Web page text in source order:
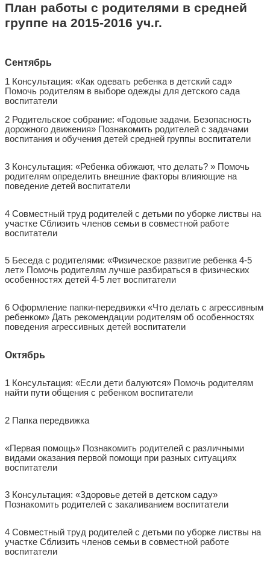
План работы с родителями в средней
группе на 2015-2016 уч.г.
Сентябрь
1 Консультация: «Как одевать ребенка в детский сад»
Помочь родителям в выборе одежды для детского сада
воспитатели
2 Родительское собрание: «Годовые задачи. Безопасность
дорожного движения» Познакомить родителей с задачами
воспитания и обучения детей средней группы воспитатели
3 Консультация: «Ребенка обижают, что делать? » Помочь
родителям определить внешние факторы влияющие на
поведение детей воспитатели
4 Совместный труд родителей с детьми по уборке листвы на
участке Сблизить членов семьи в совместной работе
воспитатели
5 Беседа с родителями: «Физическое развитие ребенка 4-5
лет» Помочь родителям лучше разбираться в физических
особенностях детей 4-5 лет воспитатели
6 Оформление папки-передвижки «Что делать с агрессивным
ребенком» Дать рекомендации родителям об особенностях
поведения агрессивных детей воспитатели
Октябрь
1 Консультация: «Если дети балуются» Помочь родителям
найти пути общения с ребенком воспитатели
2 Папка передвижка
«Первая помощь» Познакомить родителей с различными
видами оказания первой помощи при разных ситуациях
воспитатели
3 Консультация: «Здоровье детей в детском саду»
Познакомить родителей с закаливанием воспитатели
4 Совместный труд родителей с детьми по уборке листвы на
участке Сблизить членов семьи в совместной работе
воспитатели